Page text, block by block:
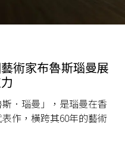
術家布魯斯瑙曼展
．瑙曼」，是瑙曼在香
作，橫跨其60年的藝術